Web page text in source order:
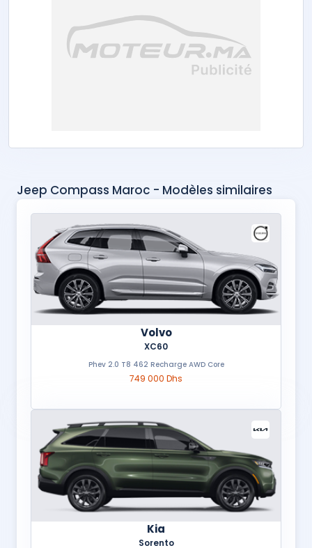
Jeep Compass Maroc - Modèles similaires
Volvo
XC60
Phev 2.0 T8 462 Recharge AWD Core
749 000 Dhs
Kia
Sorento